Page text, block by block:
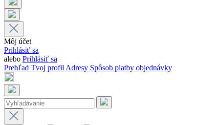
Môj účet
Prihlásiť sa
alebo Prihlásiť sa
Prehľad Tvoj profilAdresy Spôsob platby objednávky